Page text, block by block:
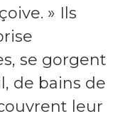
» Ils
se gorgent
de bains de
leur